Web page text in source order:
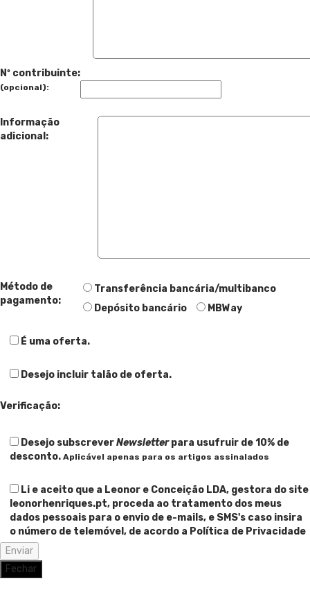
Nº contribuinte:
(opcional):
Informação
adicional:
Método de
pagamento:
Transferência bancária/multibanco
Depósito bancário
MBWay
É uma oferta.
Desejo incluir talão de oferta.
Verificação:
Desejo subscreverNewsletterpara usufruir de 10% de
desconto. Aplicável apenas para os artigos assinalados
Li e aceito que a Leonor e Conceição LDA, gestora do site
leonorhenriques.pt, proceda ao tratamento dos meus
dados pessoais para o envio de e-mails, e SMS's caso insira
o número de telemóvel, de acordo a Política de Privacidade
Fechar